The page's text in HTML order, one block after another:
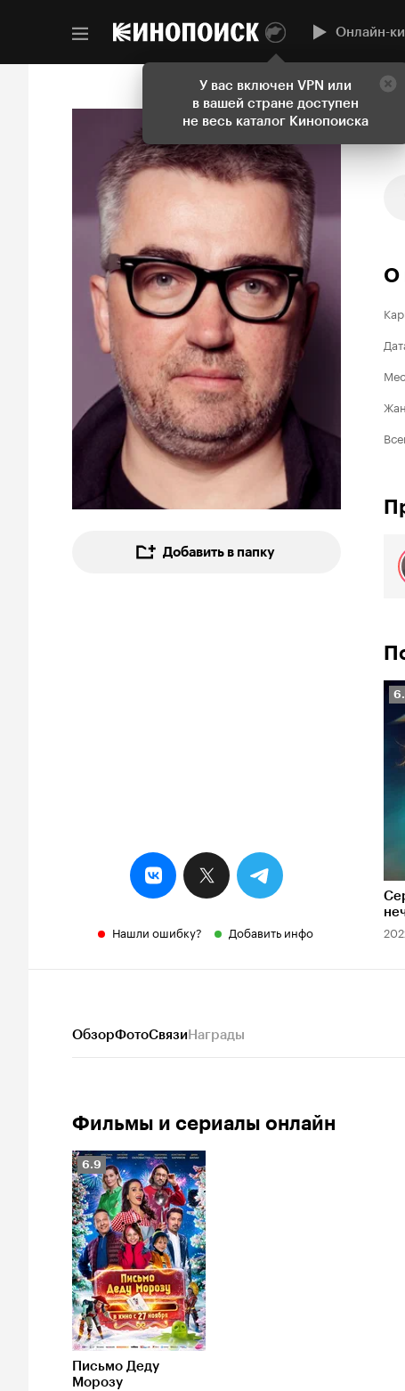
У вас включен VPN или
в вашей стране доступен
не весь каталог Кинопоиска
Онлайн-
Добавить в папку
Нашли ошибку? Добавить инфо
О
ОбзорФотоСвязиНаграды
Фильмы и сериалы онлайн
Рейтинг
Кинопоиска
6.9
6.9
Письмо Деду
Морозу